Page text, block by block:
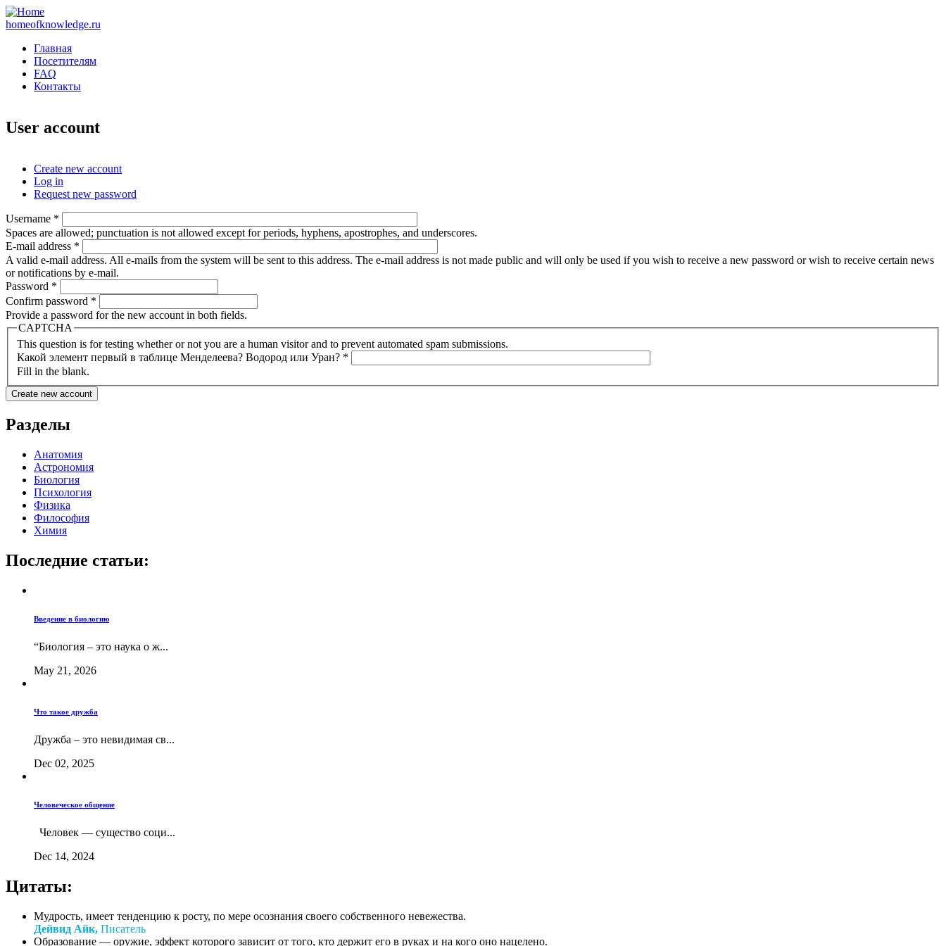
homeofknowledge.ru
Главная
Посетителям
FAQ
Контакты
User account
Primary tabs
Create new account
Log in
Request new password
Username *
Spaces are allowed; punctuation is not allowed except for periods, hyphens, apostrophes, and underscores.
E-mail address *
A valid e-mail address. All e-mails from the system will be sent to this address. The e-mail address is not made public and will only be used if you wish to receive a new password or wish to receive certain news
or notifications by e-mail.
Password *
Confirm password *
Provide a password for the new account in both fields.
CAPTCHA
This question is for testing whether or not you are a human visitor and to prevent automated spam submissions.
Какой элемент первый в таблице Менделеева? Водород или Уран? *
Fill in the blank.
Разделы
Анатомия
Астрономия
Биология
Психология
Физика
Философия
Химия
Последние статьи:
Введение в биологию
“Биология – это наука о ж...
May 21, 2026
Что такое дружба
Дружба – это невидимая св...
Dec 02, 2025
Человеческое общение
Человек — существо соци...
Dec 14, 2024
Цитаты:
Мудрость, имеет тенденцию к росту, по мере осознания своего собственного невежества.
Дейвид Айк, Писатель
Образование — оружие, эффект которого зависит от того, кто держит его в руках и на кого оно нацелено.